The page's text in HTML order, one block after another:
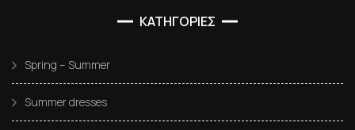
ΚΑΤΗΓΟΡΙΕΣ
Spring – Summer
Summer dresses